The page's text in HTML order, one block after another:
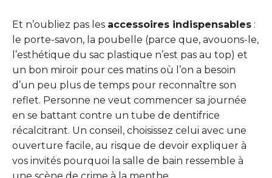
Et n’oubliez pas les accessoires indispensables :
le porte-savon, la poubelle (parce que, avouons-le,
l’esthétique du sac plastique n’est pas au top) et
un bon miroir pour ces matins où l’on a besoin
d’un peu plus de temps pour reconnaître son
reflet. Personne ne veut commencer sa journée
en se battant contre un tube de dentifrice
récalcitrant. Un conseil, choisissez celui avec une
ouverture facile, au risque de devoir expliquer à
vos invités pourquoi la salle de bain ressemble à